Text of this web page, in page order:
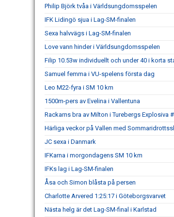
Philip Björk tvåa i Världsungdomsspelen
IFK Lidingö sjua i Lag-SM-finalen
Sexa halvvägs i Lag-SM-finalen
Love vann hinder i Världsungdomsspelen
Filip 10.53w individuellt och under 40 i korta
Samuel femma i VU-spelens första dag
Leo M22-fyra i SM 10 km
1500m-pers av Evelina i Vallentuna
Rackarns bra av Milton i Turebergs Explosiva
Härliga veckor på Vallen med
JC sexa i Danmark
IFKarna i morgondagens SM 10 km
IFKs lag i Lag-SM-finalen
Åsa och Simon blåsta på persen
Charlotte Arvered 1:25:17 i Göteborgsvarvet
Nästa helg är det Lag-SM-final i Karlstad